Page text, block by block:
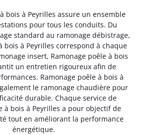
bois à Peyrilles assure un ensemble
pour tous les conduits. Du
standard au ramonage débistrage,
bois à Peyrilles correspond à chaque
insert, Ramonage poêle à bois
un entretien rigoureux afin de
Ramonage poêle à bois à
le ramonage chaudière pour
durable. Chaque service de
à bois à Peyrilles a pour objectif de
tout en améliorant la performance
énergétique.